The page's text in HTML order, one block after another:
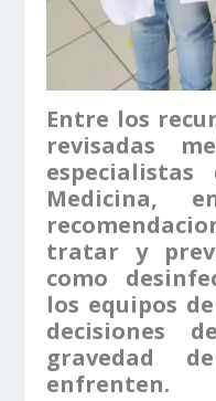
Entre los
revisadas
Medicina,
tratar y
como
los equipos
decisiones
gravedad
enfrenten.